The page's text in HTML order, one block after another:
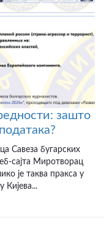
зашто
Савеза бугарских
сајта Миротворац
је таква пракса у
Кијева...